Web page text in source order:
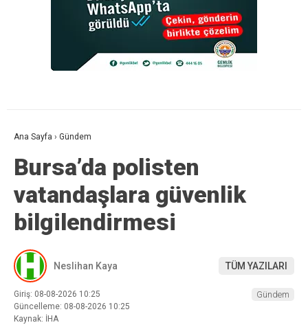
Ana Sayfa › Gündem
Bursa’da polisten
vatandaşlara güvenlik
bilgilendirmesi
Neslihan Kaya TÜM YAZILARI
Giriş: 08-08-2026 10:25
Güncelleme: 08-08-2026 10:25
Kaynak: İHA
Gündem